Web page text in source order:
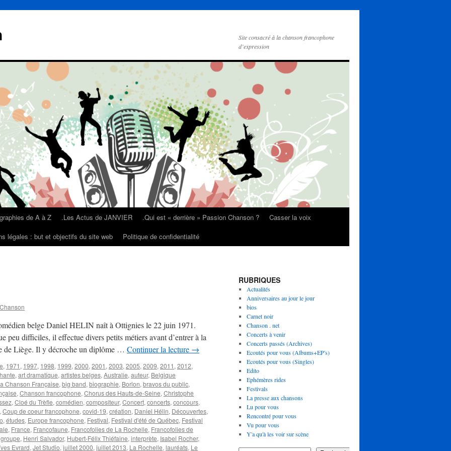
Site consacré à la chanson francophone
d’expression
de A à Z .Les Actus de JANVIER .Qui est « derrière » Passion Chanson ?
Casser la voix
légales : but et objectifs du site web Politique de confidentialité
belge Daniel HELIN naît à Ottignies le 22 juin 1971.
peu difficiles, il effectue divers petits métiers avant d’entrer à la
de Liège. Il y décroche un diplôme … Continuer la lecture →
, 1971 , 1997, 1998, 1999, 2000, 2001 , 2003, 2005, 2009, 2011 , 2012,
, art dramatique, artistes belges, Australie, auteur, Belgique
Chanson Française, big band, biographie, Borlon, bravos du public,
, Chanson francophone, Chorus des Hauts-de-Seine, Christophe
, Cloé du Trèfle, comédien, compositeur, Concert, concerts, concours,
, Coup de coeur francophone, covid-19, création, Daniel Hélin, Découvertes,
, études, Europe francophone, Festival, Festival d'été de Québec, Festival
, France, Francofaune, Francofolies de La Rochelle, Francofolies de
groupe, Henri Salvador, Hubert-Félix Thiéfaine, interprète, Isabel Rocher,
Evrard, Jet Studio, juillet 2000, juillet 2013, La Rochelle, lauréats, Le
RUBRIQUES
Actualités
Anniversaires au jour le jour
bios
Carnet noir
Chanson . net
Concerts à venir
Concerts passés (Archives)
Ecoutés pour vous (Albums+EP's)
Ecoutés pour vous (Singles)
Edito
Ephémères rides
Festivals
La presse aux chansons
Lu pour vous
Rencontré pour vous
Vu pour vous
Y'a qu'à les voir sur scène